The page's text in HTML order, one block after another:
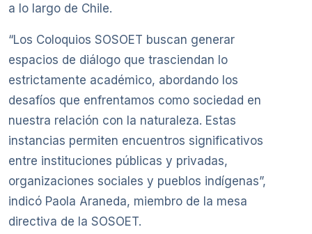
a lo largo de Chile.
“Los Coloquios SOSOET buscan generar
espacios de diálogo que trasciendan lo
estrictamente académico, abordando los
desafíos que enfrentamos como sociedad en
nuestra relación con la naturaleza. Estas
instancias permiten encuentros significativos
entre instituciones públicas y privadas,
organizaciones sociales y pueblos indígenas”,
indicó Paola Araneda, miembro de la mesa
directiva de la SOSOET.